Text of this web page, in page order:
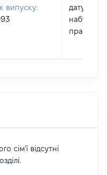
випуску:
дату
набуття
права
сім'ї відсутні